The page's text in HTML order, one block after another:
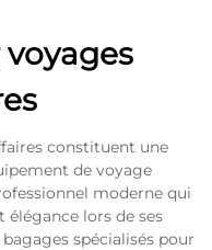
constituent une
de voyage
moderne qui
lors de ses
spécialisés pour